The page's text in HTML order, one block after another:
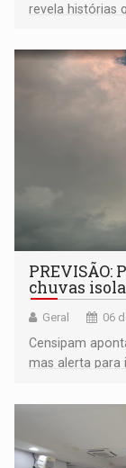
revela histórias
negras
PREVISÃO:
chuvas
Geral 06
Censipam
mas alerta para